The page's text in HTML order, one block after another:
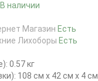
В наличии
Магазин Есть
Лихоборы Есть
0.57 кг
108 см x 42 см x 4 см